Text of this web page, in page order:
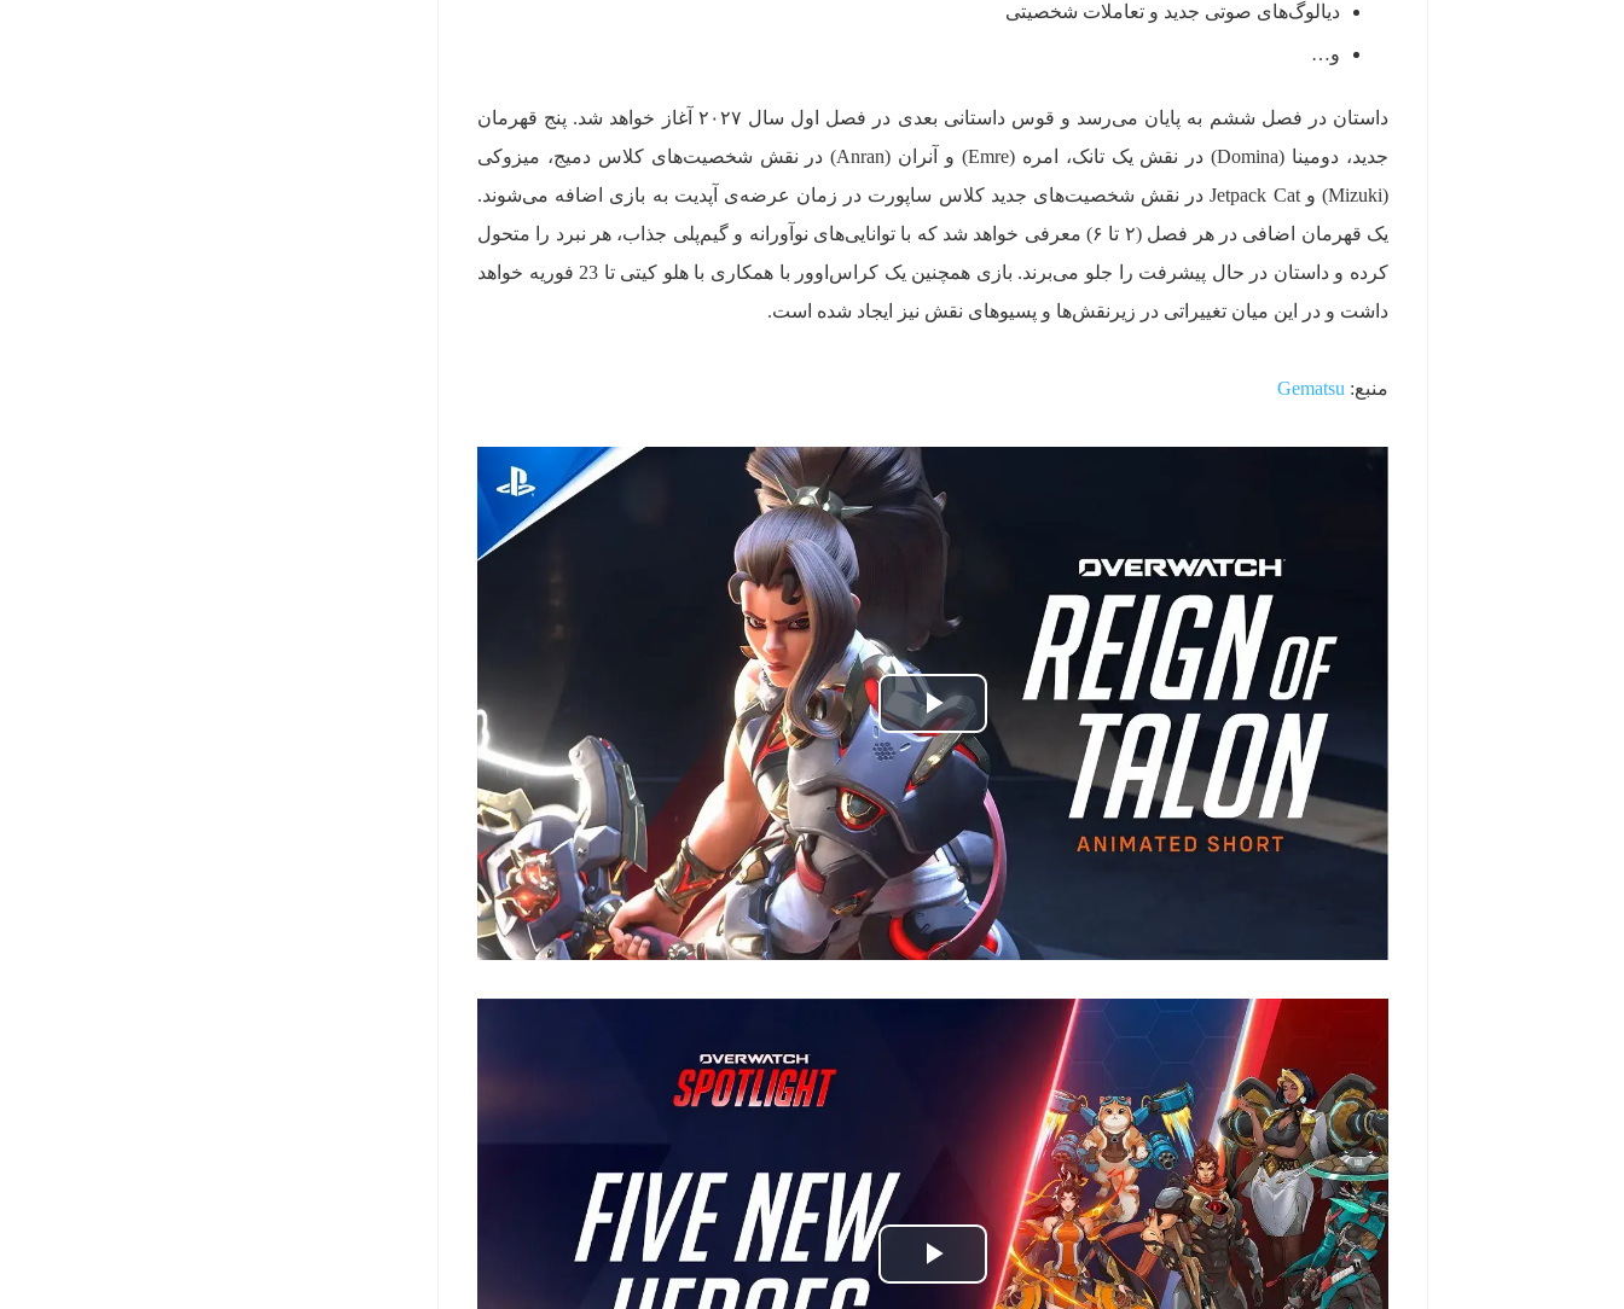
دیالوگ‌های صوتی جدید و تعاملات شخصیتی
و…
داستان در فصل ششم به پایان می‌رسد و قوس داستانی بعدی در فصل اول سال ۲۰۲۷ آغاز خواهد شد. پنج قهرمان
جدید، دومینا (Domina) در نقش یک تانک، امره (Emre) و آنران (Anran) در نقش شخصیت‌های کلاس دمیج، میزوکی
(Mizuki) و Jetpack Cat در نقش شخصیت‌های جدید کلاس ساپورت در زمان عرضه‌ی آپدیت به بازی اضافه می‌شوند.
یک قهرمان اضافی در هر فصل (۲ تا ۶) معرفی خواهد شد که با توانایی‌های نوآورانه و گیم‌پلی جذاب، هر نبرد را متحول
کرده و داستان در حال پیشرفت را جلو می‌برند. بازی همچنین یک کراس‌اوور با همکاری با هلو کیتی تا 23 فوریه خواهد
داشت و در این میان تغییراتی در زیرنقش‌ها و پسیوهای نقش نیز ایجاد شده است.
منبع: Gematsu
پخش
ویدیو
پخش